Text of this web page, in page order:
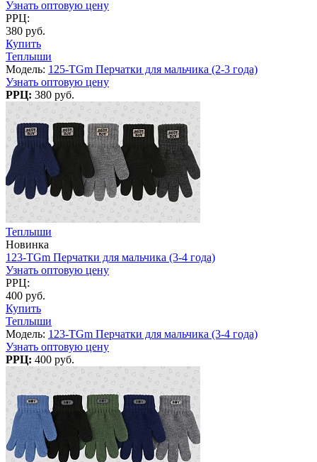
Узнать оптовую цену
РРЦ:
380 руб.
Купить
Теплыши
Модель: 125-TGm Перчатки для мальчика (2-3 года)
Узнать оптовую цену
РРЦ: 380 руб.
Теплыши
Новинка
123-TGm Перчатки для мальчика (3-4 года)
Узнать оптовую цену
РРЦ:
400 руб.
Купить
Теплыши
Модель: 123-TGm Перчатки для мальчика (3-4 года)
Узнать оптовую цену
РРЦ: 400 руб.